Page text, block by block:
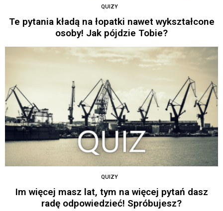
QUIZY
Te pytania kładą na łopatki nawet wykształcone
osoby! Jak pójdzie Tobie?
QUIZY
Im więcej masz lat, tym na więcej pytań dasz
radę odpowiedzieć! Spróbujesz?